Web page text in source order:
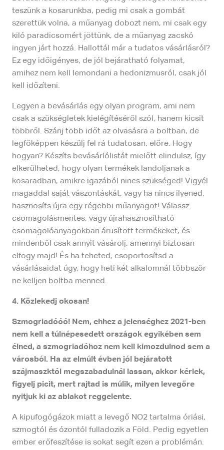
teszünk a kosarunkba, pedig mi csak a gombát
szerettük volna, a műanyag dobozt nem, mi csak egy
kiló paradicsomért jöttünk, de a műanyag zacskó
ingyen járt hozzá. Hallottál már a tudatos vásárlásról?
Ez egy időigényes, de jól bejáratható folyamat,
amihez nem kell lemondani a hedonizmusról, csak jól
kell időzíteni.
Legyen a bevásárlás egy olyan program, ami nem
csak a szükségletek kielégítéséről szól, hanem kicsit
többről. Szánj több időt az olvasásra a boltban, de
legfőképpen készülj fel rá tudatosan, előre. Hogy
hogyan? Készíts bevásárlólistát mielőtt elindulsz, így
elkerülheted, hogy olyan termékek landoljanak a
kosaradban, amikre igazából nincs szükséged! Vigyél
magaddal saját vászontáskát, vagy ha nincs ilyened,
hasznosíts újra egy régebbi műanyagot! Válassz
csomagolásmentes, vagy újrahasznosítható
csomagolóanyagokban árusított termékeket, és
mindenből csak annyit vásárolj, amennyi biztosan
elfogy majd! És ha teheted, csoportosítsd a
vásárlásaidat úgy, hogy heti két alkalomnál többször
ne kelljen boltba menned.
4. Közlekedj okosan!
Szmogriadóóó! Nem, ehhez a jelenséghez 2021-ben
nem kell a túlnépesedett országok egyikében sem
élned, a szmogriadóhoz nem kell kimozdulnod sem a
városból. Ha az elmúlt évben jól bejáratott
szájmaszktól megszabadulnál lassan, akkor kérlek,
figyelj picit, mert rajtad is múlik, milyen levegőre
nyitjuk ki az ablakot reggelente.
A kipufogógázok miatt a levegő NO2 tartalma óriási,
szmogtól és ózontól fulladozik a Föld. Pedig egyetlen
ember erőfeszítése is sokat segít ezen a problémán.